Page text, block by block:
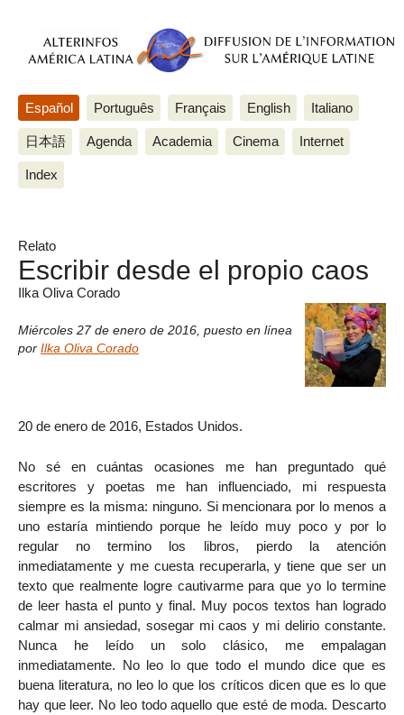
Español Português Français English Italiano
日本語 Agenda Academia Cinema Internet
Index
Relato
Escribir desde el propio caos
Ilka Oliva Corado
Miércoles 27 de enero de 2016 puesto en línea
por Ilka Oliva Corado
20 de enero de 2016, Estados Unidos.
No sé en cuántas ocasiones me han preguntado qué
escritores y poetas me han influenciado, mi respuesta
siempre es la misma: ninguno. Si mencionara por lo menos a
uno estaría mintiendo porque he leído muy poco y por lo
regular no termino los libros, pierdo la atención
inmediatamente y me cuesta recuperarla, y tiene que ser un
texto que realmente logre cautivarme para que yo lo termine
de leer hasta el punto y final. Muy pocos textos han logrado
calmar mi ansiedad, sosegar mi caos y mi delirio constante.
Nunca he leído un solo clásico, me empalagan
inmediatamente. No leo lo que todo el mundo dice que es
buena literatura, no leo lo que los críticos dicen que es lo que
hay que leer. No leo todo aquello que esté de moda. Descarto